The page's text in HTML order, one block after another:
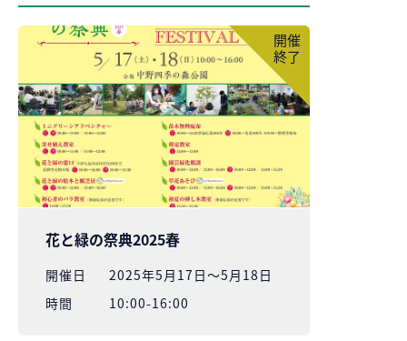
開催
終了
花と緑の祭典2025春
開催⽇
2025年5月17日～5月18日
時間
10:00-16:00